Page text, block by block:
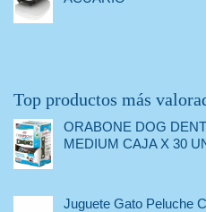
Top productos más
ORABONE DOG
MEDIUM CAJA X 30
Juguete Gato Peluche